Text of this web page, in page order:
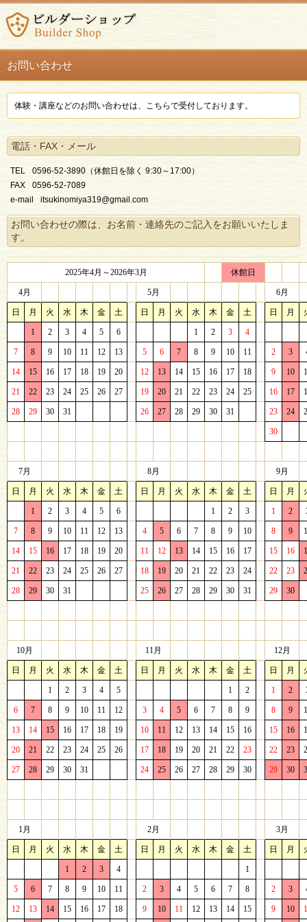
お問い合わせ
体験・講座などのお問い合わせは、こちらで受付しております。
電話・FAX・メール
TEL
0596-52-3890（休館日を除く 9:30～17:00）
FAX
0596-52-7089
e-mail
itsukinomiya319@gmail.com
お問い合わせの際は、お名前・連絡先のご記入をお願いいたしま
す。
2025年4月～2026年3月 休館日
4月 5月 6月
日 月 火 水 木 金 土 日 月 火 水 木 金 土 日 月
1 2 3 4 5 6 1 2 3 4
7 8 9 10 11 12 13 5 6 7 8 9 10 11 2 3
14 15 16 17 18 19 20 12 13 14 15 16 17 18 9 10
21 22 23 24 25 26 27 19 20 21 22 23 24 25 16 17
28 29 30 31 26 27 28 29 30 31 23 24
30
7月 8月 9月
日 月 火 水 木 金 土 日 月 火 水 木 金 土 日 月
1 2 3 4 5 6 1 2 3 1 2
7 8 9 10 11 12 13 4 5 6 7 8 9 10 8 9
14 15 16 17 18 19 20 11 12 13 14 15 16 17 15 16
21 22 23 24 25 26 27 18 19 20 21 22 23 24 22 23
28 29 30 31 25 26 27 28 29 30 31 29 30
10月 11月 12月
日 月 火 水 木 金 土 日 月 火 水 木 金 土 日 月
1 2 3 4 5 1 2 1 2
6 7 8 9 10 11 12 3 4 5 6 7 8 9 8 9
13 14 15 16 17 18 19 10 11 12 13 14 15 16 15 16
20 21 22 23 24 25 26 17 18 19 20 21 22 23 22 23
27 28 29 30 31 24 25 26 27 28 29 30 29 30
1月 2月 3月
日 月 火 水 木 金 土 日 月 火 水 木 金 土 日 月
1 2 3 4 1
5 6 7 8 9 10 11 2 3 4 5 6 7 8 2 3
12 13 14 15 16 17 18 9 10 11 12 13 14 15 9 10